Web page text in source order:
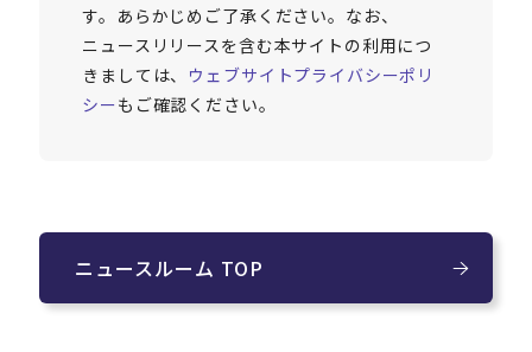
す。あらかじめご了承ください。なお、
ニュースリリースを含む本サイトの利用につ
きましては、 ウェブサイトプライバシーポリ
シーもご確認ください。
ニュースルーム TOP